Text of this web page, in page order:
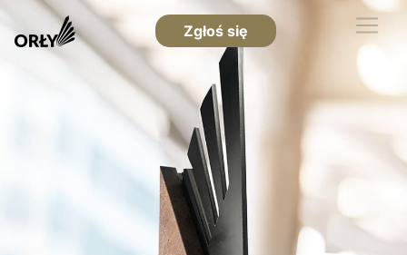
Zgłoś się